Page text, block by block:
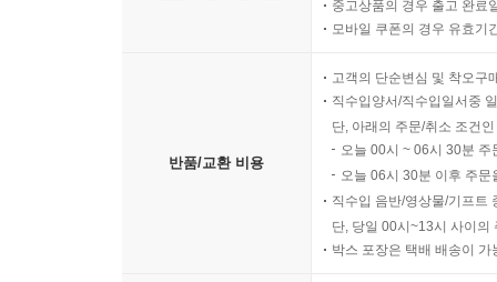
프로그램 음원의 3요소
중고상품의 경우 출고 완료
모바일 쿠폰의 경우 유효기
반품/교환 비용
고객의 단순변심 및 착오구
직수입양서/직수입일서중
단, 아래의 주문/취소 조건
오늘 00시 ~ 06시 30분
오늘 06시 30분 이후 주
직수입 음반/영상물/기프트
단, 당일 00시~13시 사이의
박스 포장은 택배 배송이